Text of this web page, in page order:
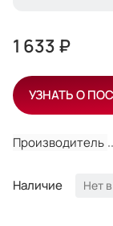
Производитель
Наличие Нет
1 633 ₽
УЗНАТЬ О